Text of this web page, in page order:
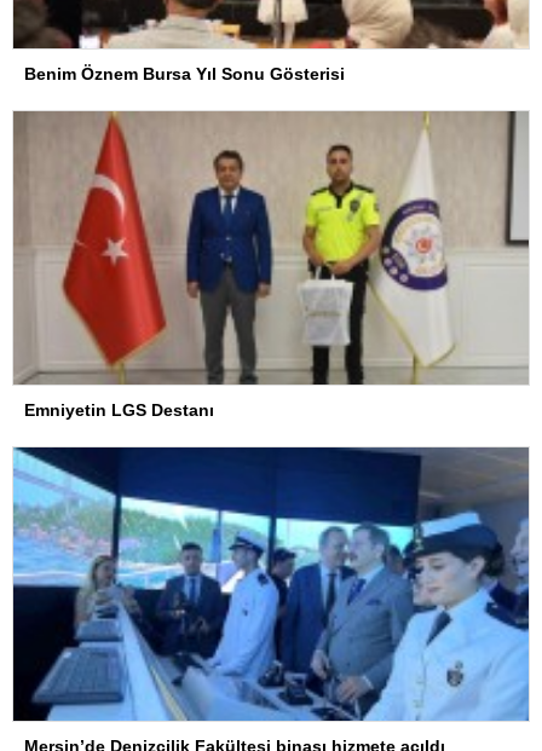
Benim Öznem Bursa Yıl Sonu Gösterisi
Emniyetin LGS Destanı
Mersin’de Denizcilik Fakültesi binası hizmete açıldı